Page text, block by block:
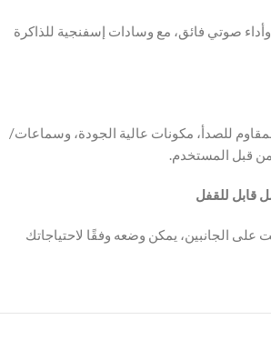
صوتي فائق، مع وسادات إسفنجية للذاكرة
للصدأ، مكونات عالية الجودة، وسماعات/
من قبل المستخدم.
قابل للقفل
على الجانبين، يمكن وضعه وفقًا لاحتياجاتك